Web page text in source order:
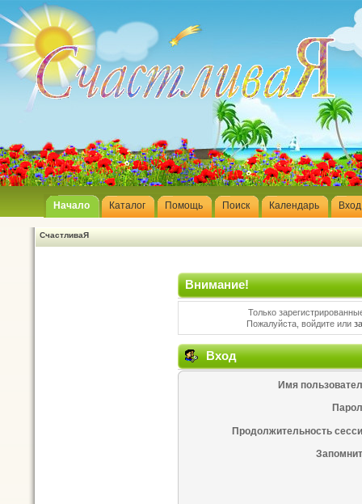
Начало Каталог Помощь Поиск Календарь Вход
СчастливаЯ
Внимание!
Только
Пожалуйста, войдите или
Вход
Имя
Продолжительность